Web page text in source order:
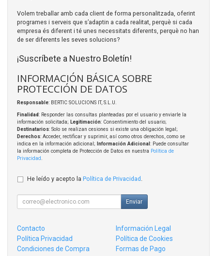
Volem treballar amb cada client de forma personalitzada, oferint
programes i serveis que s’adaptin a cada realitat, perquè si cada
empresa és diferent i té unes necessitats diferents, perquè no han
de ser diferents les seves solucions?
¡Suscríbete a Nuestro Boletín!
INFORMACIÓN BÁSICA SOBRE
PROTECCIÓN DE DATOS
Responsable: BERTIC SOLUCIONS IT, S.L.U.
Finalidad: Responder las consultas planteadas por el usuario y enviarle la
información solicitada; Legitimación: Consentimiento del usuario;
Destinatarios: Solo se realizan cesiones si existe una obligación legal;
Derechos: Acceder, rectificar y suprimir, así como otros derechos, como se
indica en la información adicional;
Información Adicional : Puede consultar
la información completa de Protección de Datos en nuestra Política de
Privacidad
He leído y acepto la Política de Privacidad
Enviar
Contacto
Información Legal
Política Privacidad
Política de Cookies
Condiciones de Compra
Formas de Pago